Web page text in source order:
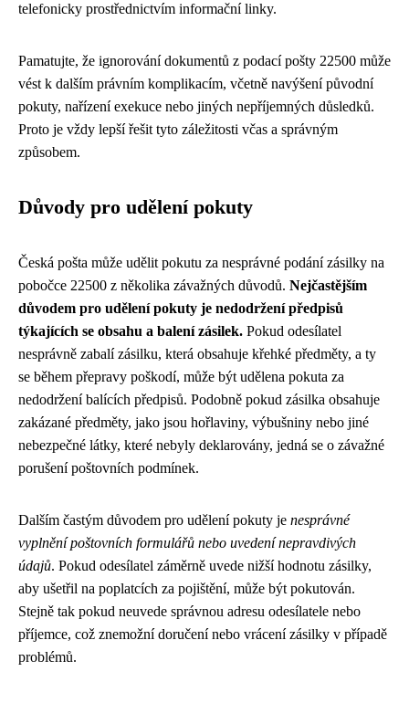
telefonicky prostřednictvím informační linky.
Pamatujte, že ignorování dokumentů z podací pošty 22500 může
vést k dalším právním komplikacím, včetně navýšení původní
pokuty, nařízení exekuce nebo jiných nepříjemných důsledků.
Proto je vždy lepší řešit tyto záležitosti včas a správným
způsobem.
Důvody pro udělení pokuty
Česká pošta může udělit pokutu za nesprávné podání zásilky na
pobočce 22500 z několika závažných důvodů. Nejčastějším
důvodem pro udělení pokuty je nedodržení předpisů
týkajících se obsahu a balení zásilek. Pokud odesílatel
nesprávně zabalí zásilku, která obsahuje křehké předměty, a ty
se během přepravy poškodí, může být udělena pokuta za
nedodržení balících předpisů. Podobně pokud zásilka obsahuje
zakázané předměty, jako jsou hořlaviny, výbušniny nebo jiné
nebezpečné látky, které nebyly deklarovány, jedná se o závažné
porušení poštovních podmínek.
Dalším častým důvodem pro udělení pokuty je nesprávné
vyplnění poštovních formulářů nebo uvedení nepravdivých
údajů. Pokud odesílatel záměrně uvede nižší hodnotu zásilky,
aby ušetřil na poplatcích za pojištění, může být pokutován.
Stejně tak pokud neuvede správnou adresu odesílatele nebo
příjemce, což znemožní doručení nebo vrácení zásilky v případě
problémů.